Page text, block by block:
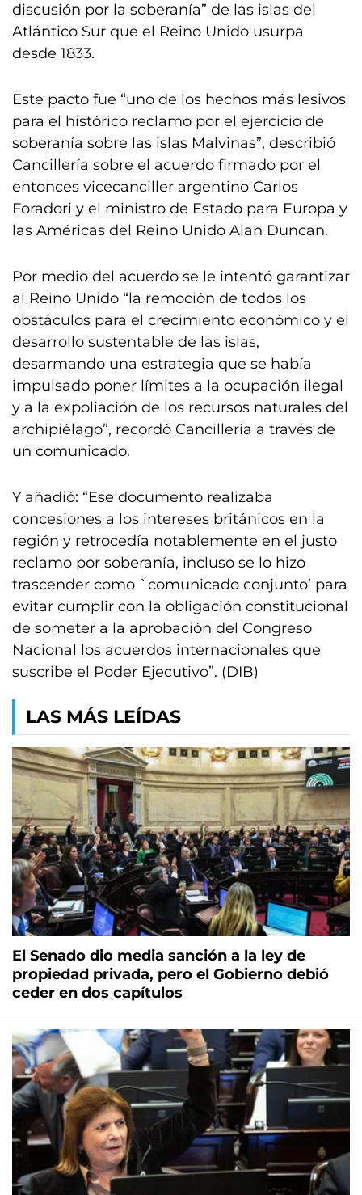
discusión por la soberanía” de las islas del
Atlántico Sur que el Reino Unido usurpa
desde 1833.
Este pacto fue “uno de los hechos más lesivos
para el histórico reclamo por el ejercicio de
soberanía sobre las islas Malvinas”, describió
Cancillería sobre el acuerdo firmado por el
entonces vicecanciller argentino Carlos
Foradori y el ministro de Estado para Europa y
las Américas del Reino Unido Alan Duncan.
Por medio del acuerdo se le intentó garantizar
al Reino Unido “la remoción de todos los
obstáculos para el crecimiento económico y el
desarrollo sustentable de las islas,
desarmando una estrategia que se había
impulsado poner límites a la ocupación ilegal
y a la expoliación de los recursos naturales del
archipiélago”, recordó Cancillería a través de
un comunicado.
Y añadió: “Ese documento realizaba
concesiones a los intereses británicos en la
región y retrocedía notablemente en el justo
reclamo por soberanía, incluso se lo hizo
trascender como `comunicado conjunto’ para
evitar cumplir con la obligación constitucional
de someter a la aprobación del Congreso
Nacional los acuerdos internacionales que
suscribe el Poder Ejecutivo”. (DIB)
LAS MÁS LEÍDAS
El Senado dio media sanción a la ley de
propiedad privada, pero el Gobierno debió
ceder en dos capítulos